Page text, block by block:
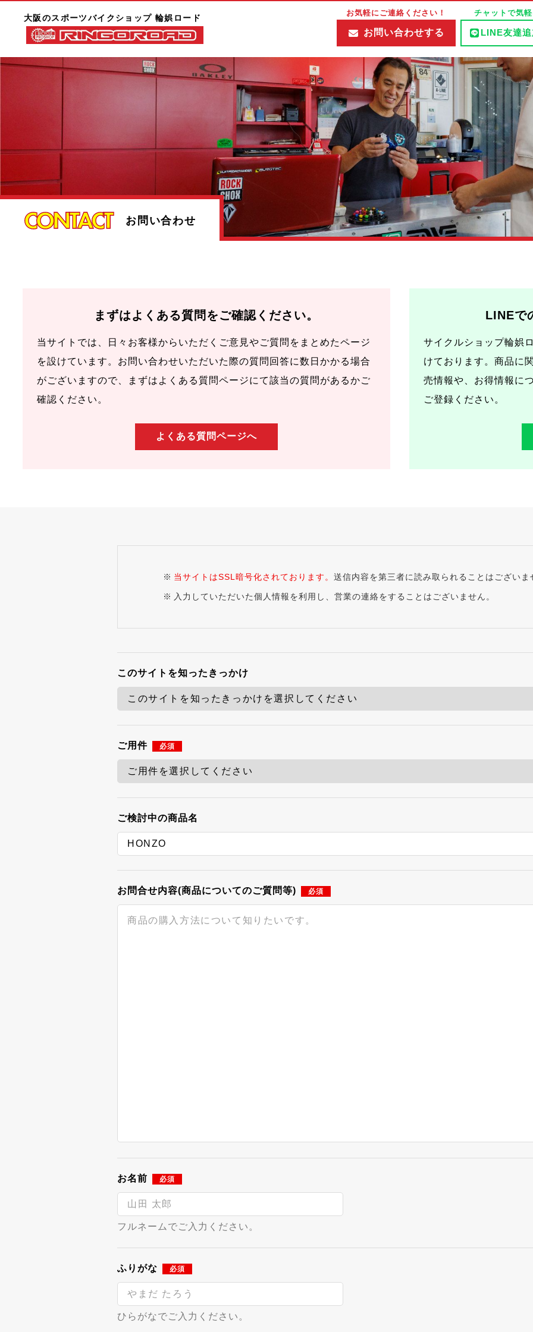
大阪のスポーツバイクショップ 輪娯ロード お気軽にご連絡ください！
お問い合わせする
チャットで気
LINE友達
CONTACT お問い合わせ
まずはよくある質問をご確認ください。
当サイトでは、日々お客様からいただくご意見やご質問をまとめたページ
を設けています。お問い合わせいただいた際の質問回答に数日かかる場合
がございますので、まずはよくある質問ページにて該当の質問があるかご
確認ください。
よくある質問ページへ
LINEで
サイクルショップ輪娯
けております。商品に
売情報や、お得情報に
ご登録ください。
当サイトはSSL暗号化されております。 送信内容を第三者に読み取られることはございま
入力していただいた個人情報を利用し、営業の連絡をすることはございません。
このサイトを知ったきっかけ
ご用件 必須
ご検討中の商品名
お問合せ内容(商品についてのご質問等) 必須
お名前 必須
フルネームでご入力ください。
ふりがな 必須
ひらがなでご入力ください。